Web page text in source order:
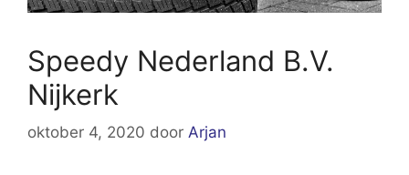
Speedy Nederland B.V.
Nijkerk
oktober 4, 2020 door Arjan